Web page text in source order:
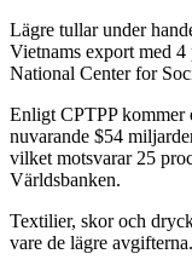
Lägre tullar under
Vietnams export med 4
National Center for
Enligt CPTPP kommer
nuvarande $54
vilket motsvarar 25
Världsbanken.
Textilier, skor och
vare de lägre avgifterna.